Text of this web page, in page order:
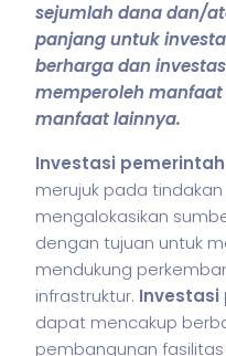
sejumlah dana dan/
panjang untuk
berharga dan
memperoleh
manfaat lainnya.
Investasi pemerintah
merujuk pada
mengalokasikan
dengan tujuan untuk
mendukung
infrastruktur. Investasi
dapat mencakup
pembangunan